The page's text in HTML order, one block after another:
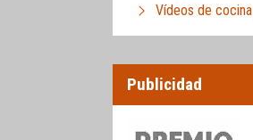
Vídeos de cocina
Publicidad